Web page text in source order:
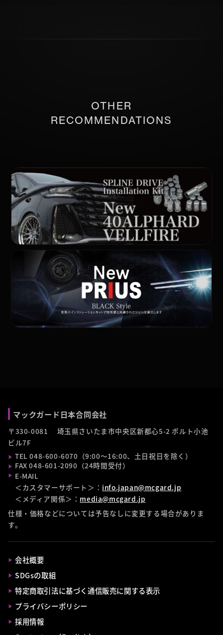
OTHER
RECOMMENDATIONS
マックガード日本合同会社
〒330-0081 埼玉県さいたま市中央区新都心5-2 ポルト小池
ビル7F
TEL 048-600-6070（9:00〜16:00、土日祝日を除く）
FAX 048-601-2090（24時間受付）
E-MAIL
＜カスタマーサポート＞： info.japan@mcgard.jp
＜メディア関係＞： media@mcgard.jp
仕様・価格などについては予告なしに変更する場合がありま
す。
会社概要
SDGsの取組
特定商取引法に基づく通信販売に関する表示
プライバシーポリシー
採用情報